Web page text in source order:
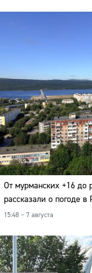
От мурманских +16 до
рассказали о погоде в
15:48 – 7 августа